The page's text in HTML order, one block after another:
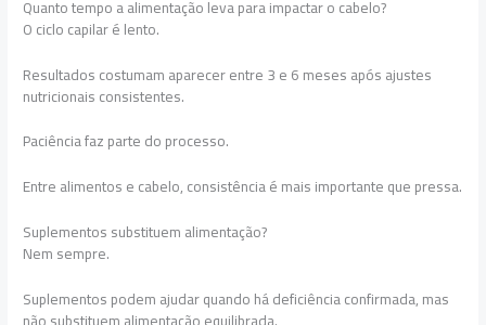
Quanto tempo a alimentação leva para impactar o cabelo?
O ciclo capilar é lento.
Resultados costumam aparecer entre 3 e 6 meses após ajustes
nutricionais consistentes.
Paciência faz parte do processo.
Entre alimentos e cabelo, consistência é mais importante que pressa.
Suplementos substituem alimentação?
Nem sempre.
Suplementos podem ajudar quando há deficiência confirmada, mas